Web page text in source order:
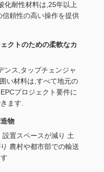
化耐性材料は,25年以上
頼性の高い操作を提供
クトのための柔軟なカ
ンス,タップチェンジャ
い材料は,すべて地元の
プロジェクト要件に
ます.
物
置スペースが減り 土
農村や都市部での輸送